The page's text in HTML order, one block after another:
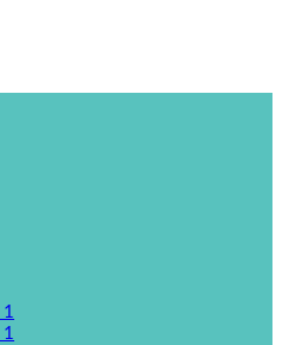
1
1